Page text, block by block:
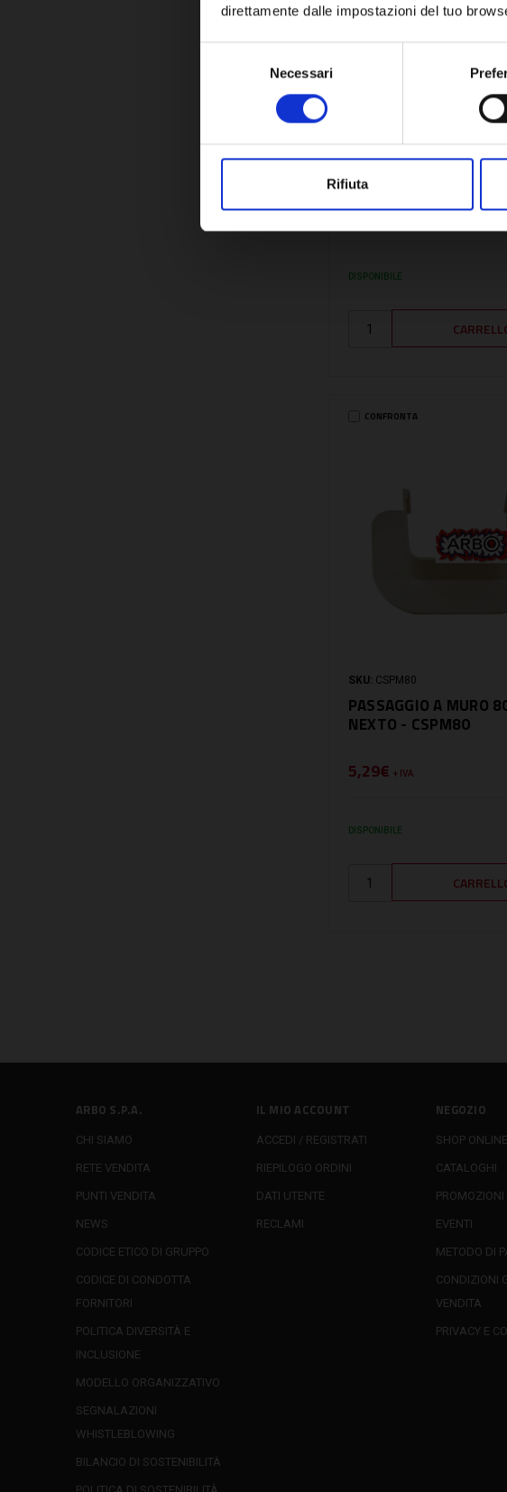
direttamente dalle impostazioni del tuo
Necessari
Rifiuta
SKU:CSCM80
CSCM80
6,98€
DISPONIBILE
CONFRONTA
SKU: CSPM80
PASSAGGIO A MURO
NEXTO - CSPM80
5,29€ + IVA
DISPONIBILE
ARBO S.P.A.
CHI SIAMO
RETE VENDITA
PUNTI VENDITA
NEWS
CODICE ETICO DI GRUPPO
CODICE DI CONDOTTA
FORNITORI
POLITICA DIVERSITÀ E
INCLUSIONE
MODELLO ORGANIZZATIVO
SEGNALAZIONI
WHISTLEBLOWING
BILANCIO DI SOSTENIBILITÀ
IL MIO ACCOUNT
ACCEDI / REGISTRATI
RIEPILOGO ORDINI
DATI UTENTE
RECLAMI
NEGOZIO
SHOP ONLINE
CATALOGHI
PROMOZIONI
EVENTI
METODO DI
CONDIZIONI
VENDITA
PRIVACY E